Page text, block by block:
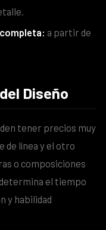
a partir de
Diseño
tener precios muy
de línea y el otro
o composiciones
el tiempo
y habilidad